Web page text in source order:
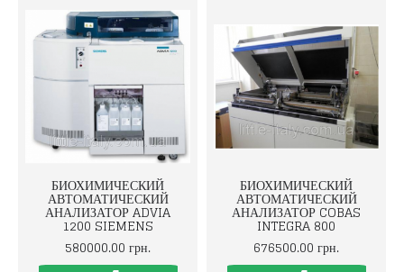
БИОХИМИЧЕСКИЙ
АВТОМАТИЧЕСКИЙ
АНАЛИЗАТОР ADVIA
1200 SIEMENS
580000.00 грн.
БИОХИМИЧЕСКИЙ
АВТОМАТИЧЕСКИЙ
АНАЛИЗАТОР COBAS
INTEGRA 800
676500.00 грн.